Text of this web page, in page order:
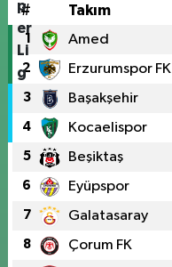
# Takım
1 Amed
2 Erzurumspor FK
3 Başakşehir
4 Kocaelispor
5 Beşiktaş
6 Eyüpspor
7 Galatasaray
8 Çorum FK